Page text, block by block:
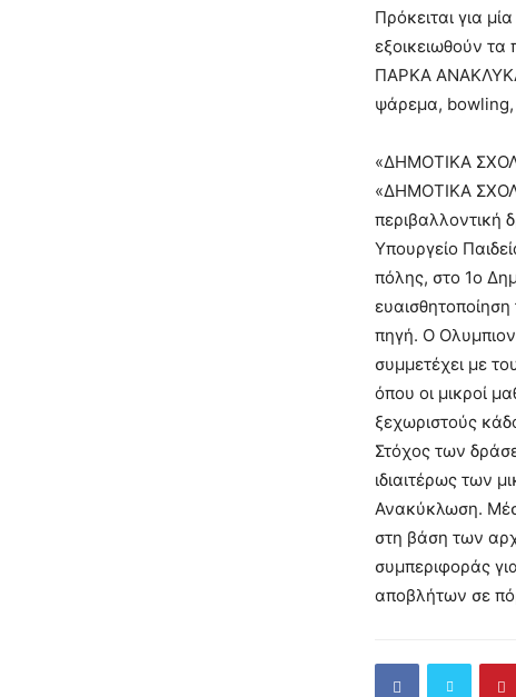
Πρόκειται για
εξοικειωθούν τα
ΠΑΡΚΑ
ψάρεμα, bowling,
«ΔΗΜΟΤΙΚΑ
«ΔΗΜΟΤΙΚΑ
περιβαλλοντική
Υπουργείο
πόλης, στο 1ο
πηγή. Ο
συμμετέχει με
όπου οι μικροί
ξεχωριστούς
Στόχος των
ιδιαιτέρως των
Ανακύκλωση.
στη βάση των
συμπεριφοράς
αποβλήτων σε